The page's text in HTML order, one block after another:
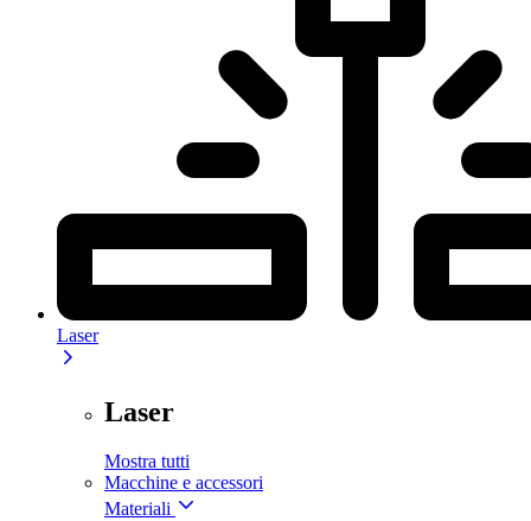
Laser
Laser
Mostra tutti
Macchine e accessori
Materiali